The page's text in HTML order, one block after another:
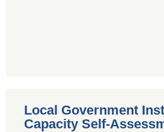
Local Government
Capacity Self-